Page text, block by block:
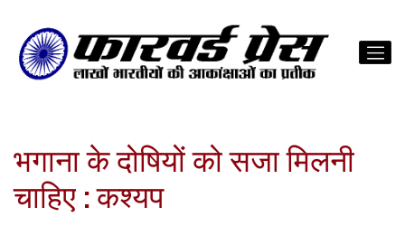
भगाना के दोषियों को सजा मिलनी
चाहिए : कश्यप